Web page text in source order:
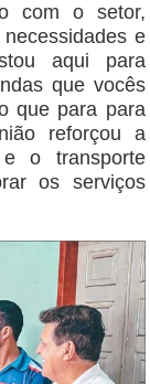
com o setor,
e
aqui para
que vocês
que para para
reforçou a
o transporte
os serviços